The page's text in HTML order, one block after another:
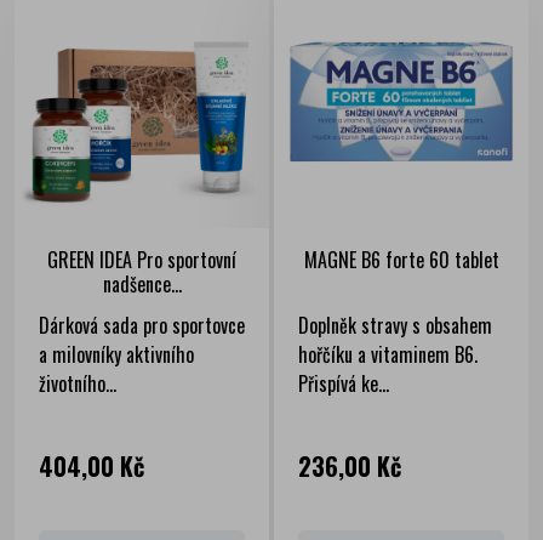
GREEN IDEA Pro sportovní
nadšence...
Dárková sada pro sportovce
a milovníky aktivního
životního...
Cena
404,00 Kč
MAGNE B6 forte 60 tablet
Doplněk stravy s obsahem
hořčíku a vitaminem B6.
Přispívá ke...
Cena
236,00 Kč